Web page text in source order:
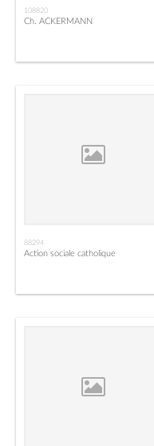
108820
Ch. ACKERMANN
88294
Action sociale catholique